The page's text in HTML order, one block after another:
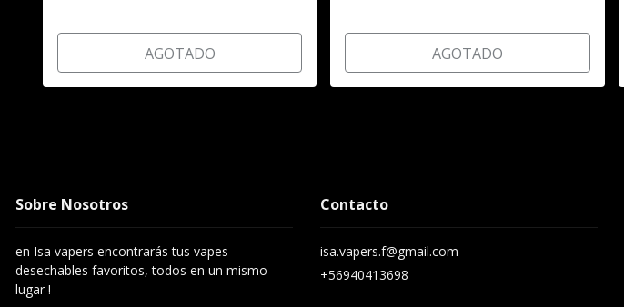
AGOTADO AGOTADO
Sobre Nosotros
en Isa vapers encontrarás tus vapes
desechables favoritos, todos en un mismo
lugar !
Contacto
isa.vapers.f@gmail.com
+56940413698